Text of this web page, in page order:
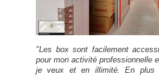
"Les box sont facilement
pour mon activité professionnelle
je veux et en illimité. En plus